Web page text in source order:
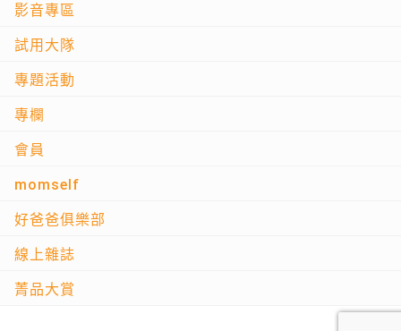
影音專區
試用大隊
專題活動
專欄
會員
momself
好爸爸俱樂部
線上雜誌
菁品大賞